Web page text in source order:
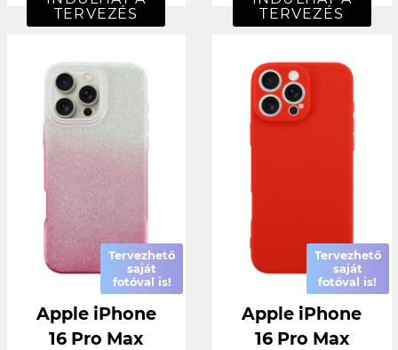
TERVEZÉS
TERVEZÉS
Tervezhető
saját
fotóval is!
Apple iPhone
16 Pro Max
Tervezhető
saját
fotóval is!
Apple iPhone
16 Pro Max